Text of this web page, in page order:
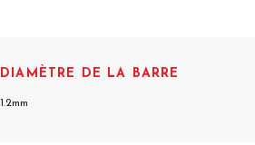
DIAMÈTRE DE LA BARRE
1.2mm